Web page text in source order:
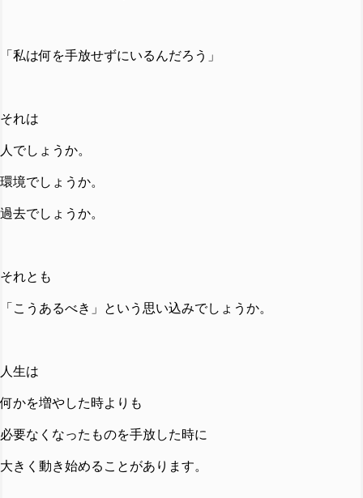
「私は何を手放せずにいるんだろう」
それは
人でしょうか。
環境でしょうか。
過去でしょうか。
それとも
「こうあるべき」という思い込みでしょうか。
人生は
何かを増やした時よりも
必要なくなったものを手放した時に
大きく動き始めることがあります。